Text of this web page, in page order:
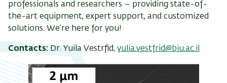
professionals and researchers – providing state-of-
the-art equipment, expert support, and customized
solutions. We’re here for you!
Contacts: Dr. Yuila Vestrfid, yulia.vestfrid@biu.ac.il